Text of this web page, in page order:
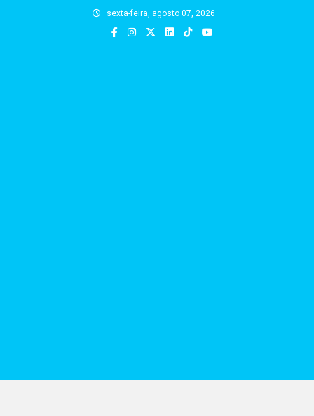
sexta-feira, agosto 07, 2026